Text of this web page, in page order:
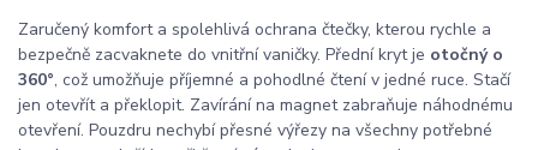
Zaručený komfort a spolehlivá ochrana čtečky, kterou rychle a
bezpečně zacvaknete do vnitřní vaničky. Přední kryt je otočný o
360°, což umožňuje příjemné a pohodlné čtení v jedné ruce. Stačí
jen otevřít a překlopit. Zavírání na magnet zabraňuje náhodnému
otevření. Pouzdru nechybí přesné výřezy na všechny potřebné